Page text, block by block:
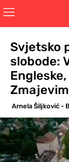
Svjetsko
slobode:
Arnela Šiljković -